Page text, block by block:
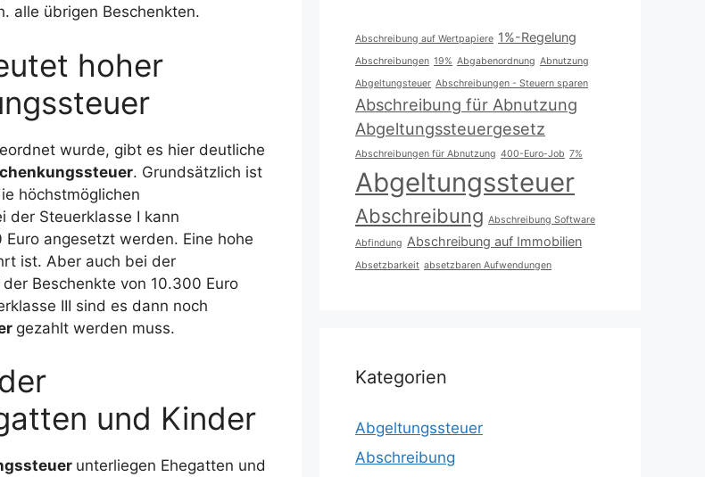
alle übrigen Beschenkten.
hoher
wurde, gibt es hier deutliche
. Grundsätzlich ist
höchstmöglichen
der Steuerklasse I kann
angesetzt werden. Eine hohe
ist. Aber auch bei der
Beschenkte von 10.300 Euro
III sind es dann noch
gezahlt werden muss.
und Kinder
unterliegen Ehegatten und
Abschreibung auf Wertpapiere 1%-Regelung
Abschreibungen 19% Abgabenordnung Abnutzung
Abgeltungsteuer Abschreibungen - Steuern sparen
Abschreibung für Abnutzung
Abgeltungssteuergesetz
Abschreibungen für Abnutzung 400-Euro-Job 7%
Abgeltungssteuer
Abschreibung Abschreibung Software
Abfindung Abschreibung auf Immobilien
Absetzbarkeit absetzbaren Aufwendungen
Kategorien
Abgeltungssteuer
Abschreibung